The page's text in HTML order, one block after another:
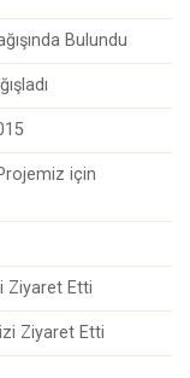
Bulundu
için
Ziyaret Etti
Ziyaret Etti